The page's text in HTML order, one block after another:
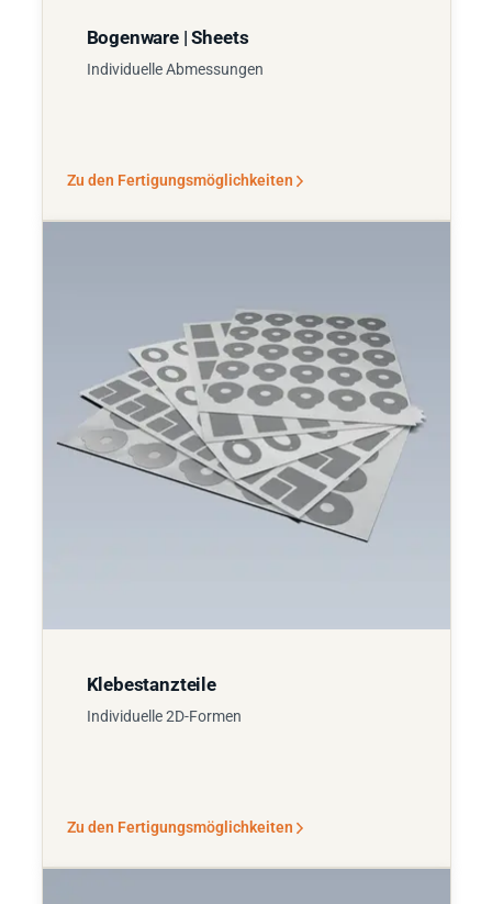
Bogenware | Sheets
Individuelle Abmessungen
Zu den Fertigungsmöglichkeiten
Klebestanzteile
Individuelle 2D-Formen
Zu den Fertigungsmöglichkeiten